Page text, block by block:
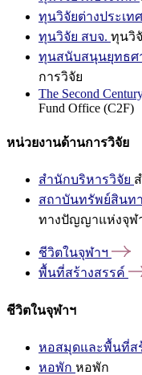
ทุนวิจัยต่างประเทศ
ทุนวิจัย สบจ. ทุนวิ
ทุนสนับสนุนยุทธศ
การวิจัย
The Second
Fund Office (C2F)
หน่วยงานด้านการวิจัย
สำนักบริหารวิจัย
สถาบันทรัพย์สินท
ทางปัญญาแห่งจุฬ
ชีวิตในจุฬาฯ
พื้นที่สร้างสรรค์
ชีวิตในจุฬาฯ
หอสมุดและพื้นที่ส
หอพัก หอพัก